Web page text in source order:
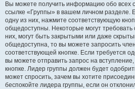
Вы можете получить информацию обо всех
ссылке «Группы» в вашем личном разделе.
одну из них, нажмите соответствующую
общедоступны. Некоторые могут требовать
них, могут быть закрытыми или даже
общедоступна, то вы можете запросить
соответствующей кнопке. Если требуется
вы можете отправить запрос на
кнопке. Лидер группы должен будет
может спросить, зачем вы хотите
беспокойте лидера группы, если он